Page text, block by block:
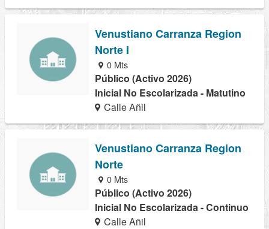
Venustiano Carranza Region
Norte I
0 Mts
Público (Activo 2026)
Inicial No Escolarizada - Matutino
Calle Añil
Venustiano Carranza Region
Norte
0 Mts
Público (Activo 2026)
Inicial No Escolarizada - Continuo
Calle Añil